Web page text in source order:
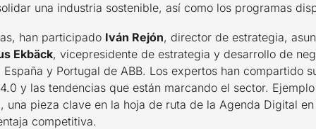
una industria sostenible, así como los programas
han participado Iván Rejón, director de estrategia,
Ekbäck, vicepresidente de estrategia y desarrollo de
y Portugal de ABB. Los expertos han compartido
y las tendencias que están marcando el sector.
una pieza clave en la hoja de ruta de la Agenda Digital
competitiva.